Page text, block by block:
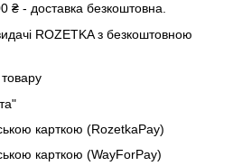
₴ - доставка безкоштовна.
ROZETKA з безкоштовною
карткою (RozetkaPay)
карткою (WayForPay)